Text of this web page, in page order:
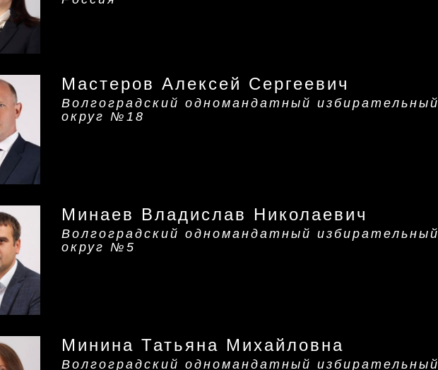
Мастеров Алексей Сергеевич
Волгоградский одномандатный избирательный
округ №18
Минаев Владислав Николаевич
Волгоградский одномандатный избирательный
округ №5
Минина Татьяна Михайловна
Волгоградский одномандатный избирательный